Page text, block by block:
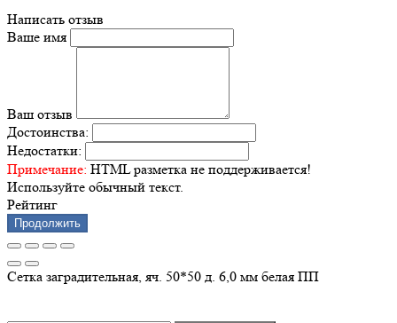
Написать отзыв
Ваше имя
Ваш отзыв
Достоинства:
Недостатки:
Примечание: HTML разметка не поддерживается!
Используйте обычный текст.
Рейтинг
Продолжить
Сетка заградительная, яч. 50*50 д. 6,0 мм белая ПП